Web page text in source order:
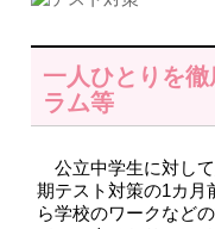
一人ひとりを
ラム等
公立中学生に対し
期テスト対策の1カ月
ら学校のワークなど